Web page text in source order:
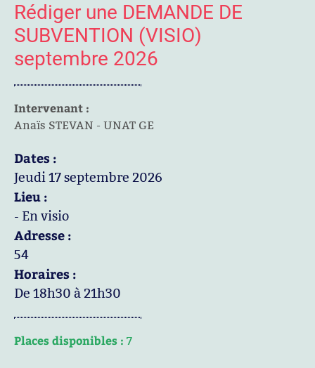
Rédiger une DEMANDE DE
SUBVENTION (VISIO)
septembre 2026
Intervenant :
Anaïs STEVAN - UNAT GE
Dates :
Jeudi 17 septembre 2026
Lieu :
- En visio
Adresse :
54
Horaires :
De 18h30 à 21h30
Places disponibles : 7